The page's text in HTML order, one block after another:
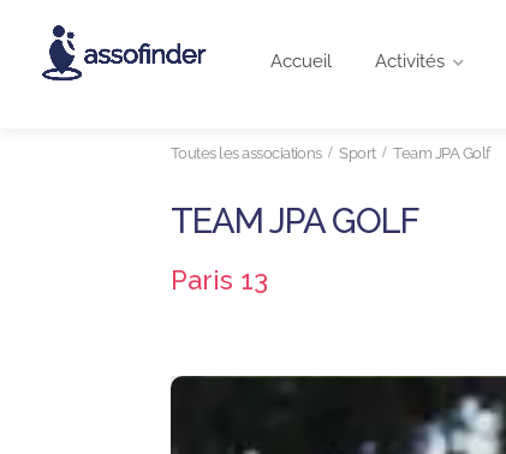
Accueil Activités
Toutes les associations Sport Team JPA Golf
TEAM JPA GOLF
Paris 13